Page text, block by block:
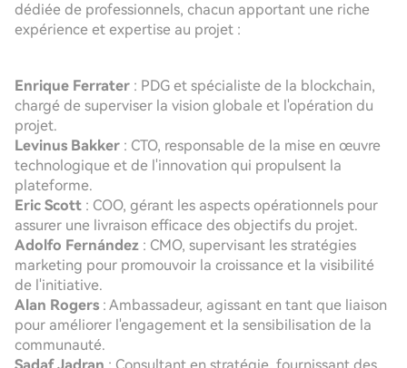
dédiée de professionnels, chacun apportant une riche
expérience et expertise au projet :
Enrique Ferrater : PDG et spécialiste de la blockchain,
chargé de superviser la vision globale et l'opération du
projet.
Levinus Bakker : CTO, responsable de la mise en œuvre
technologique et de l'innovation qui propulsent la
plateforme.
Eric Scott : COO, gérant les aspects opérationnels pour
assurer une livraison efficace des objectifs du projet.
Adolfo Fernández : CMO, supervisant les stratégies
marketing pour promouvoir la croissance et la visibilité
de l'initiative.
Alan Rogers : Ambassadeur, agissant en tant que liaison
pour améliorer l'engagement et la sensibilisation de la
communauté.